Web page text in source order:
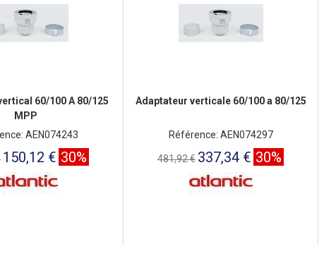
60/100 A 80/125
MPP
AEN074243
150,12 € 30%
Adaptateur verticale 60/100 a 80/125
Référence: AEN074297
481,92 € 337,34 € 30%